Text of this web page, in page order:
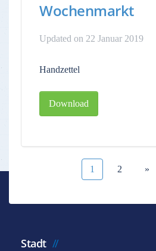
Wochenmarkt
Updated on 22 Januar 2019
Handzettel
Download
1 2 »
Stadt